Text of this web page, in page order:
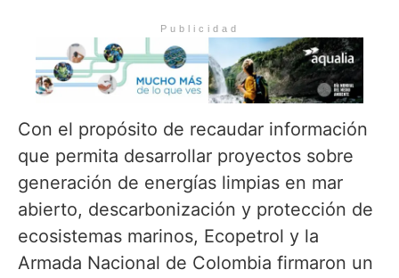
Publicidad
Con el propósito de recaudar información
que permita desarrollar proyectos sobre
generación de energías limpias en mar
abierto, descarbonización y protección de
ecosistemas marinos, Ecopetrol y la
Armada Nacional de Colombia firmaron un